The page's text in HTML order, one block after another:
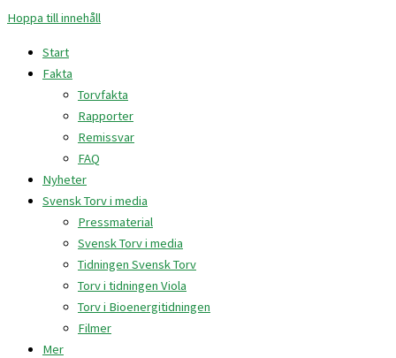
Hoppa till innehåll
Start
Fakta
Torvfakta
Rapporter
Remissvar
FAQ
Nyheter
Svensk Torv i media
Pressmaterial
Svensk Torv i media
Tidningen Svensk Torv
Torv i tidningen Viola
Torv i Bioenergitidningen
Filmer
Mer